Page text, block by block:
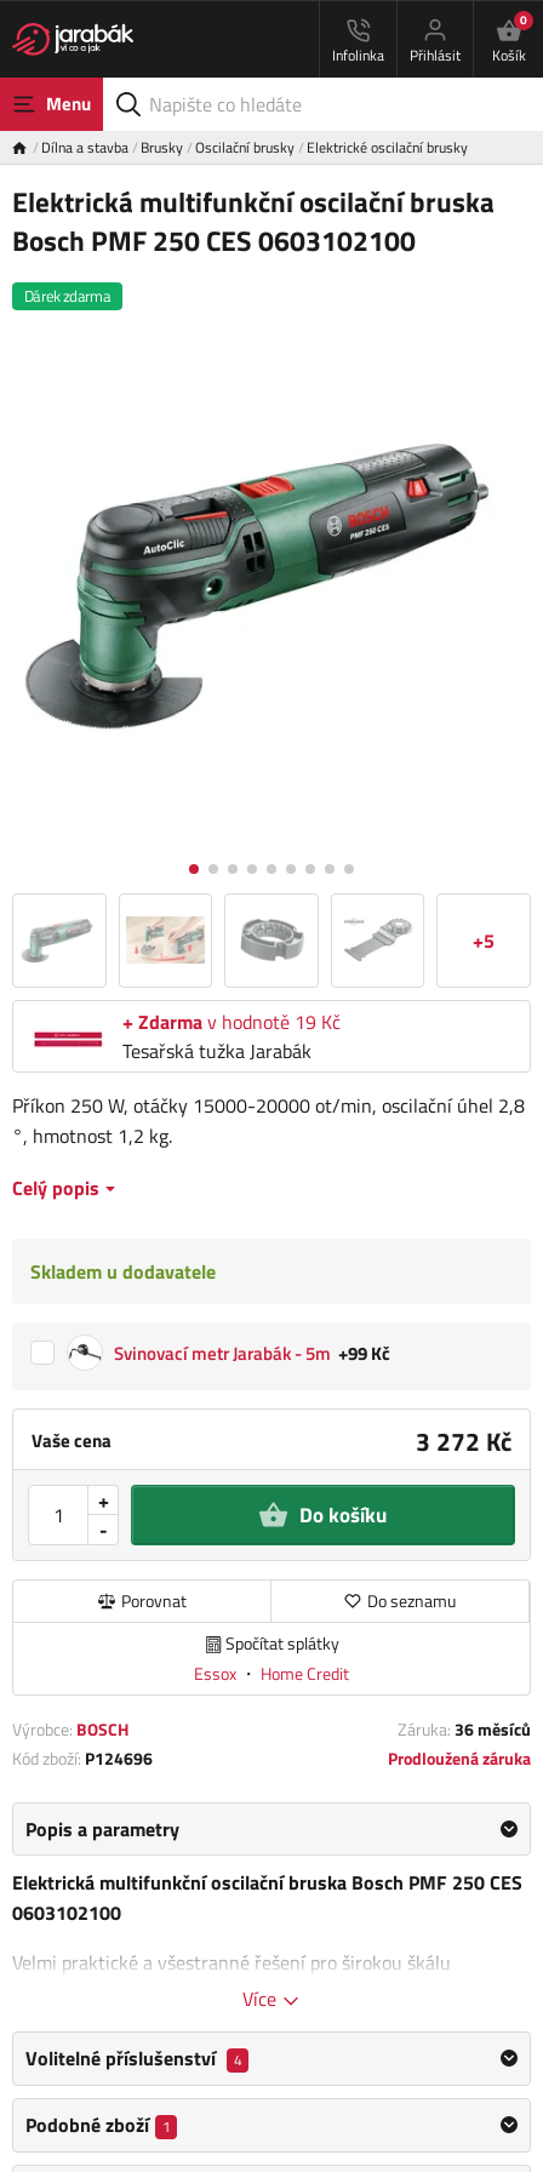
Infolinka Přihlásit
0
Košík
Menu
Dílna a stavba Brusky Oscilační brusky Elektrické oscilační brusky
Elektrická multifunkční oscilační bruska
Bosch PMF 250 CES 0603102100
Dárek zdarma
+5
+ Zdarmav hodnotě 19 Kč
Tesařská tužka Jarabák
Vaše cena 3 272 Kč
-
+ Do košíku
Porovnat
Do seznamu
Spočítat splátky
Essox ・ Home Credit
Příkon 250 W, otáčky 15000-20000 ot/min, oscilační úhel 2,8
°, hmotnost 1,2 kg.
Celý popis
Skladem u dodavatele
Svinovací metr Jarabák - 5m +99 Kč
Výrobce: BOSCH Záruka:36 měsíců
Kód zboží: P124696 Prodloužená záruka
Popis a parametry
Elektrická multifunkční oscilační bruska Bosch PMF 250 CES
0603102100
Velmi praktické a všestranné řešení pro širokou škálu
náročných kutilských projektů. Výkonný motor
a leštěte celou škálu materiálů.
Oscilační úhel: 2,8 °
Výstupní výkon: 130 W
Rozměry (d × š × v): 386 x 291 x 112 mm
Více
Volitelné příslušenství 4
Podobné zboží 1